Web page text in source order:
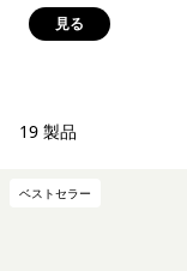
見る
19 製品
ベストセラー